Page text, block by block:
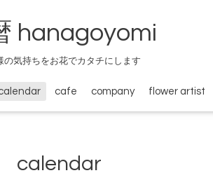
hanagoyomi
の気持ちをお花でカタチにします
cafe company flower artist
calendar